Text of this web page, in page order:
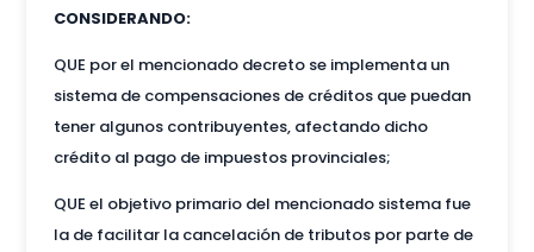
CONSIDERANDO:
QUE por el mencionado decreto se implementa un
sistema de compensaciones de créditos que puedan
tener algunos contribuyentes, afectando dicho
crédito al pago de impuestos provinciales;
QUE el objetivo primario del mencionado sistema fue
la de facilitar la cancelación de tributos por parte de